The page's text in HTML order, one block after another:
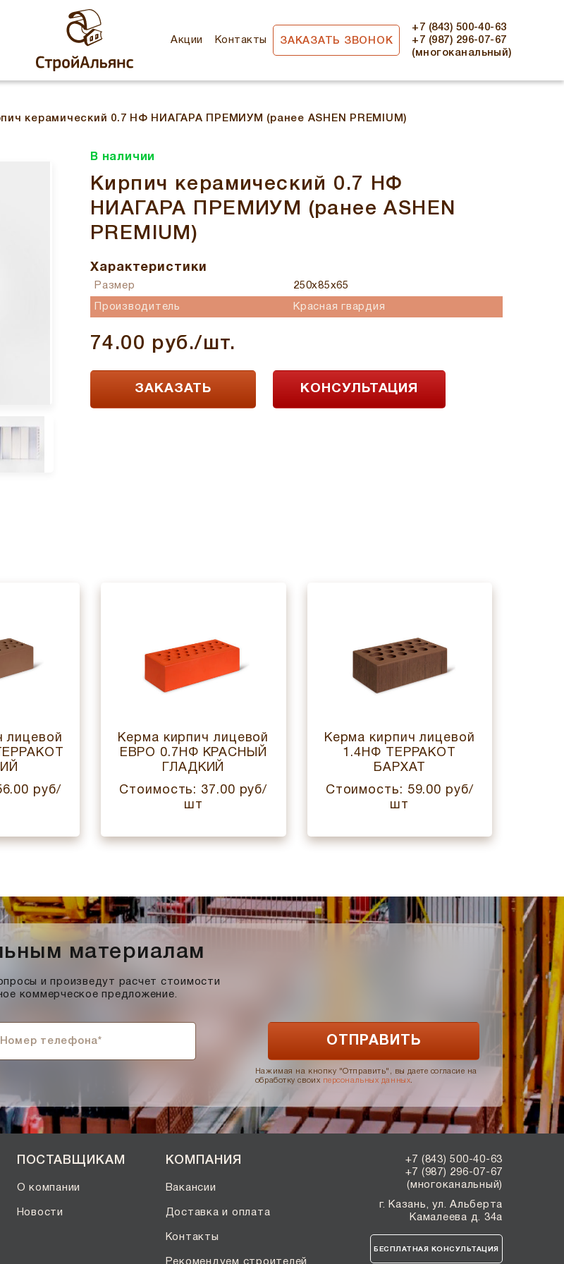
Акции Контакты ЗАКАЗАТЬ ЗВОНОК
+7 (843) 500-40-63
+7 (987) 296-07-67
(многоканальный)
керамический 0.7 НФ НИАГАРА ПРЕМИУМ (ранее ASHEN PREMIUM)
В наличии
Кирпич керамический 0.7 НФ
НИАГАРА ПРЕМИУМ (ранее ASHEN
PREMIUM)
Характеристики
Размер 250x85x65
Производитель Красная гвардия
74.00 руб./шт.
ЗАКАЗАТЬ КОНСУЛЬТАЦИЯ
лицевой
руб/
Керма кирпич лицевой
ЕВРО 0.7НФ КРАСНЫЙ
ГЛАДКИЙ
Стоимость: 37.00 руб/
шт
Керма кирпич лицевой
1.4НФ ТЕРРАКОТ
БАРХАТ
Стоимость: 59.00 руб/
шт
материалам
и произведут расчет стоимости
коммерческое предложение.
Нажимая на кнопку "Отправить", вы даете согласие на
обработку своих персональных данных.
ПОСТАВЩИКАМ
О компании
Новости
КОМПАНИЯ
Вакансии
Доставка и оплата
Контакты
Рекомендуем строителей
+7 (843) 500-40-63
+7 (987) 296-07-67
(многоканальный)
г. Казань, ул. Альберта
Камалеева д. 34а
БЕСПЛАТНАЯ КОНСУЛЬТАЦИЯ